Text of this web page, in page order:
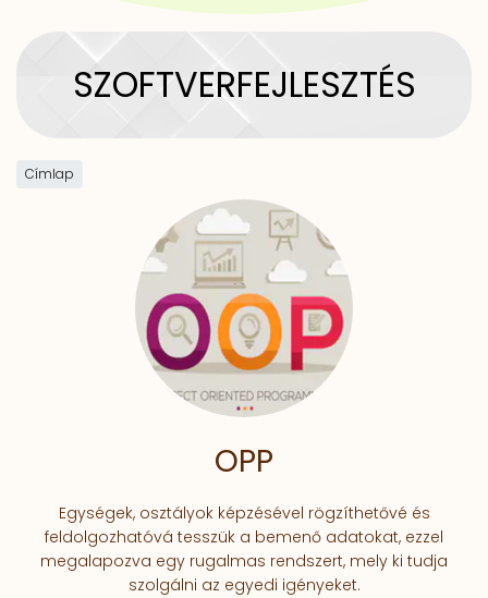
SZOFTVERFEJLESZTÉS
Címlap
OPP
Egységek, osztályok képzésével rögzíthetővé és
feldolgozhatóvá tesszük a bemenő adatokat, ezzel
megalapozva egy rugalmas rendszert, mely ki tudja
szolgálni az egyedi igényeket.